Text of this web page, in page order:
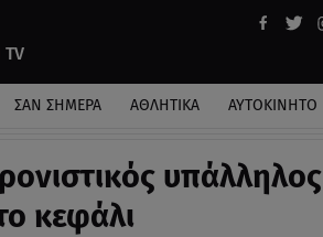
ΣΑΝ ΣΗΜΕΡΑ ΑΘΛΗΤΙΚΑ ΑΥΤΟΚΙΝΗΤΟ
υπάλληλος
κεφάλι